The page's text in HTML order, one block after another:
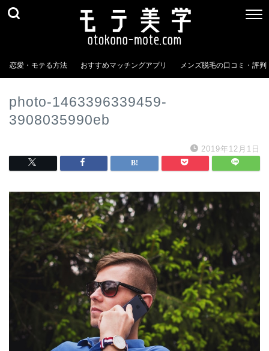
恋愛・モテる方法 おすすめマッチングアプリ メンズ脱毛の口コミ・評判
photo-1463396339459-
3908035990eb
2019年12月1日